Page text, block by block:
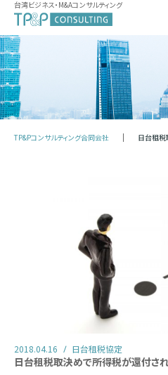
台湾ビジネス・M&Aコンサルティング
TP&Pコンサルティング合同会社 日台租税
2018.04.16 日台租税協定
日台租税取決めで所得税が還付さ